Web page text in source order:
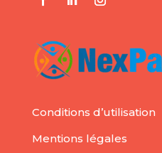
Conditions d’utilisation
Mentions légales